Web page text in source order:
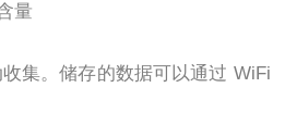
量
。储存的数据可以通过 WiFi